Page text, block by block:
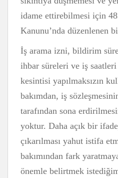
idame ettirebilmesi için
Kanunu’nda düzenlenen
İş arama izni, bildirim
ihbar süreleri ve iş
kesintisi yapılmaksızın
bakımdan, iş
tarafından sona
yoktur. Daha açık bir
çıkarılması yahut istifa
bakımından fark
önemle belirtmek